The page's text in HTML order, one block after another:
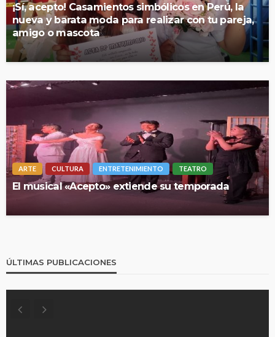
¡Sí, acepto! Casamientos simbólicos en Perú, la
nueva y barata moda para realizar con tu pareja,
amigo o mascota
ARTE CULTURA ENTRETENIMIENTO TEATRO
El musical «Acepto» extiende su temporada
ÚLTIMAS PUBLICACIONES